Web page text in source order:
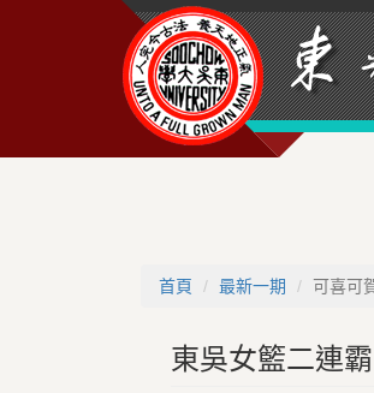
首頁 最新一期 可喜可
東吳女籃二連